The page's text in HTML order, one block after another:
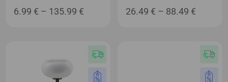
6.99 € – 135.99 € Диапазон26.49 € – 88.49 €